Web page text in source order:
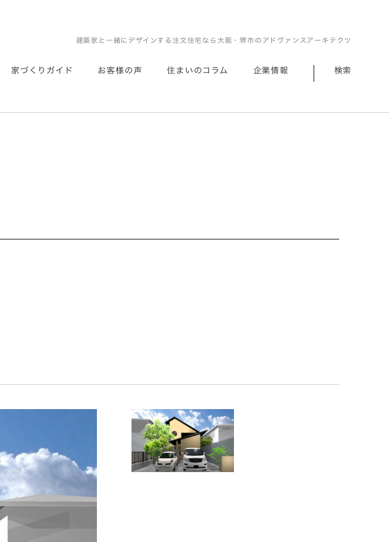
建築家と一緒にデザインする注文住宅なら大阪・堺市のアドヴァンスアーキテクツ
家づくりガイド お客様の声 住まいのコラム 企業情報 検索